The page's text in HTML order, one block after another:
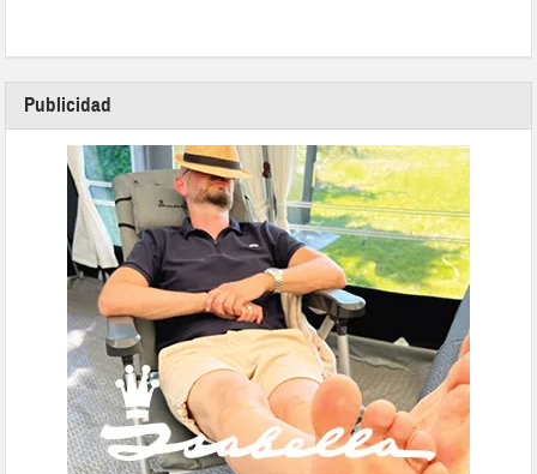
Publicidad